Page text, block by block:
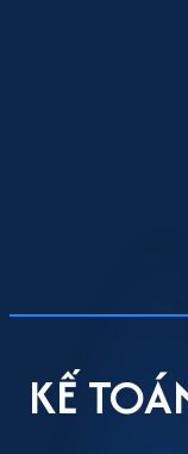
KẾ